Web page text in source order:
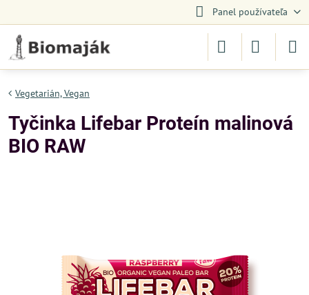
Panel používateľa
Vegetarián, Vegan
Tyčinka Lifebar Proteín malinová
BIO RAW